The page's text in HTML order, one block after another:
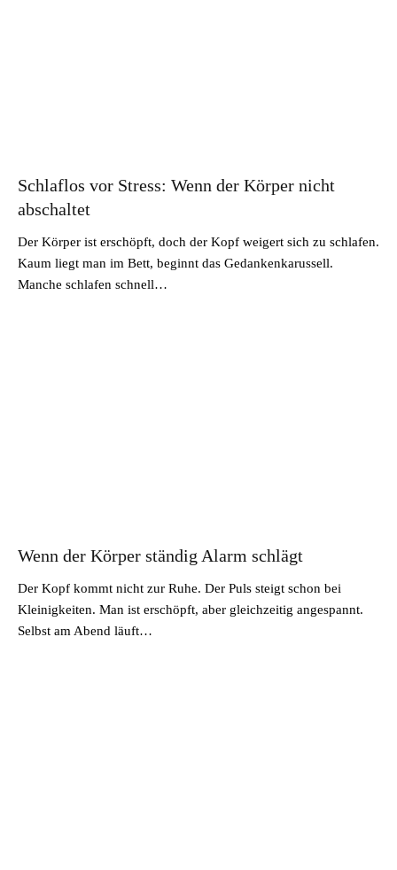
Schlaflos vor Stress: Wenn der Körper nicht
abschaltet
Der Körper ist erschöpft, doch der Kopf weigert sich zu schlafen.
Kaum liegt man im Bett, beginnt das Gedankenkarussell.
Manche schlafen schnell…
Wenn der Körper ständig Alarm schlägt
Der Kopf kommt nicht zur Ruhe. Der Puls steigt schon bei
Kleinigkeiten. Man ist erschöpft, aber gleichzeitig angespannt.
Selbst am Abend läuft…